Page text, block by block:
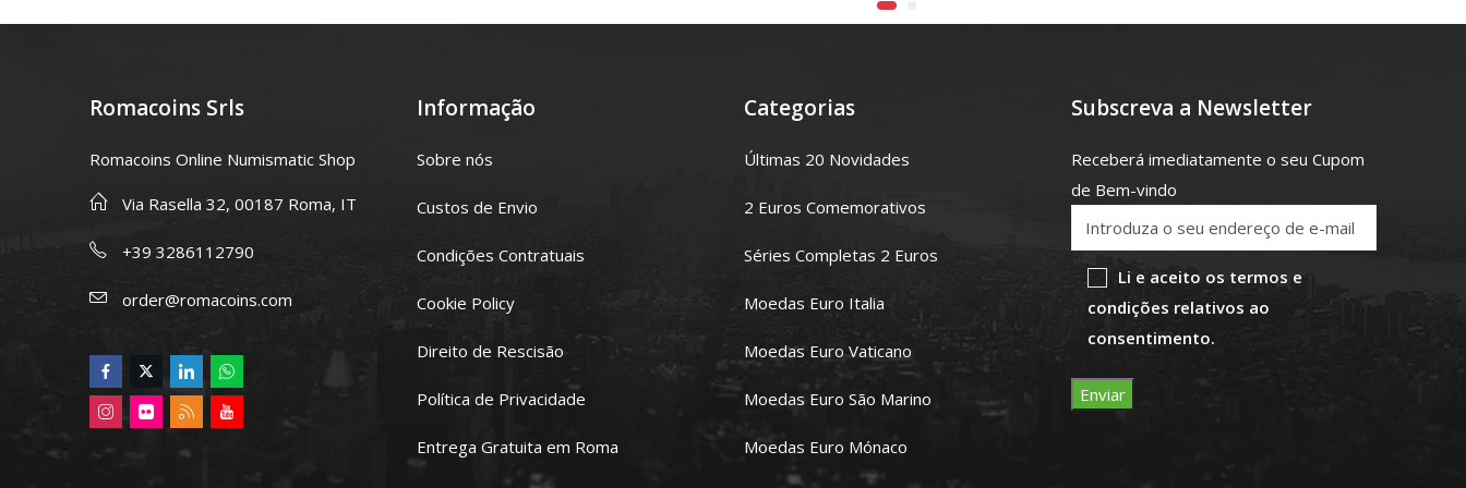
Romacoins Srls
Romacoins Online Numismatic Shop
Via Rasella 32, 00187 Roma, IT
+39 3286112790
order@romacoins.com
Informação
Sobre nós
Custos de Envio
Condições Contratuais
Cookie Policy
Direito de Rescisão
Política de Privacidade
Entrega Gratuita em Roma
Categorias
Últimas 20 Novidades
2 Euros Comemorativos
Séries Completas 2 Euros
Moedas Euro Italia
Moedas Euro Vaticano
Moedas Euro São Marino
Moedas Euro Mónaco
Subscreva a Newsletter
Receberá imediatamente o seu Cupom
de Bem-vindo
Li e aceito os termos e
condições relativos ao
consentimento.